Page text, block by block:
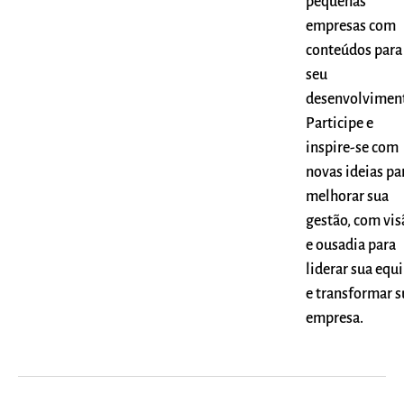
empresas com
conteúdos para
seu
Participe e
inspire-se com
novas ideias
melhorar sua
gestão, com
e ousadia para
liderar sua
e transformar
empresa.